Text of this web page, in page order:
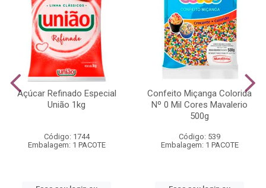
Açúcar Refinado Especial
União 1kg
Código: 1744
Embalagem: 1 PACOTE
Confeito Miçanga Colorida
Nº 0 Mil Cores Mavalerio
500g
Código: 539
Embalagem: 1 PACOTE